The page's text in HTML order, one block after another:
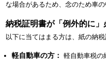
な場合があるため、念のため車の
納税証明書が「例外的に」
以下に当てはまる方は、紙の納
軽自動車の方： 軽自動車税の